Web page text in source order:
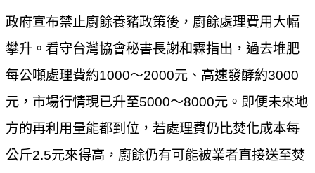
政府宣布禁止廚餘養豬政策後，廚餘處理費用大幅
攀升。看守台灣協會秘書長謝和霖指出，過去堆肥
每公噸處理費約1000～2000元、高速發酵約3000
元，市場行情現已升至5000～8000元。即便未來地
方的再利用量能都到位，若處理費仍比焚化成本每
公斤2.5元來得高，廚餘仍有可能被業者直接送至焚